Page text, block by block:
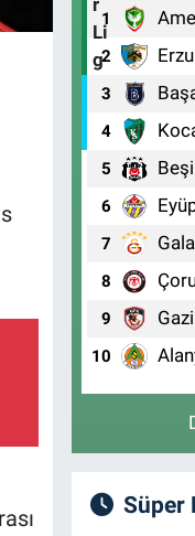
1
2
3
4
5
6
7
8
9
10
Süper